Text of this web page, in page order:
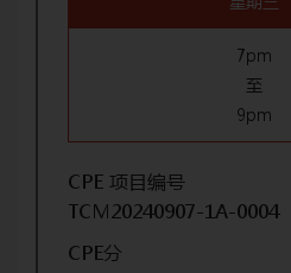
7pm
至
9pm
CPE 项目编号
TCM20240907-1A-0004
CPE分